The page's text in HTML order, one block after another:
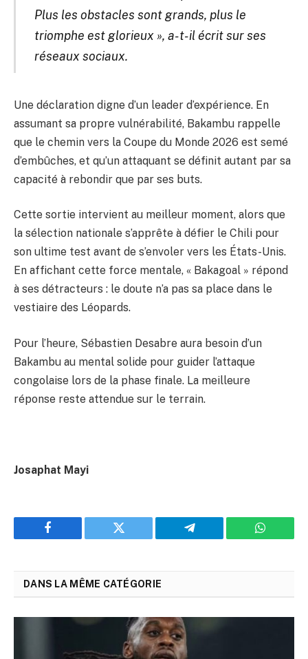
Plus les obstacles sont grands, plus le
triomphe est glorieux », a-t-il écrit sur ses
réseaux sociaux.
Une déclaration digne d’un leader d’expérience. En
assumant sa propre vulnérabilité, Bakambu rappelle
que le chemin vers la Coupe du Monde 2026 est semé
d’embûches, et qu’un attaquant se définit autant par sa
capacité à rebondir que par ses buts.
Cette sortie intervient au meilleur moment, alors que
la sélection nationale s’apprête à défier le Chili pour
son ultime test avant de s’envoler vers les États-Unis.
En affichant cette force mentale, « Bakagoal » répond
à ses détracteurs : le doute n’a pas sa place dans le
vestiaire des Léopards.
Pour l’heure, Sébastien Desabre aura besoin d’un
Bakambu au mental solide pour guider l’attaque
congolaise lors de la phase finale. La meilleure
réponse reste attendue sur le terrain.
Josaphat Mayi
Facebook Twitter Telegram
DANS LA MÊME CATÉGORIE